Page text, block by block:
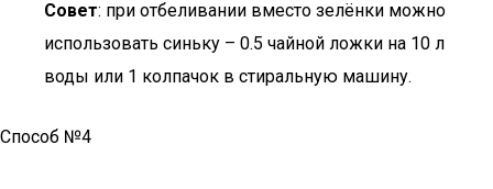
Совет: при отбеливании вместо зелёнки можно
использовать синьку – 0.5 чайной ложки на 10 л
воды или 1 колпачок в стиральную машину.
Способ №4